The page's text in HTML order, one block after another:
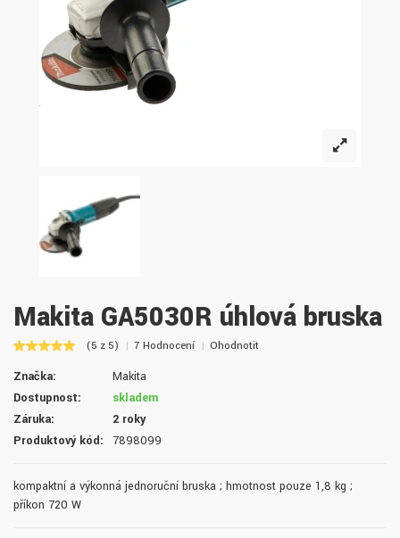
Makita GA5030R úhlová bruska
(5 z 5) 7 Hodnocení Ohodnotit
Značka:
Makita
Dostupnost:
skladem
Záruka:
2 roky
Produktový kód:
7898099
kompaktní a výkonná jednoruční bruska ; hmotnost pouze 1,8 kg ;
příkon 720 W